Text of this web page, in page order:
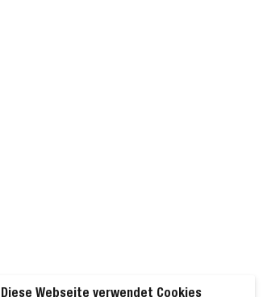
Diese Webseite verwendet Cookies